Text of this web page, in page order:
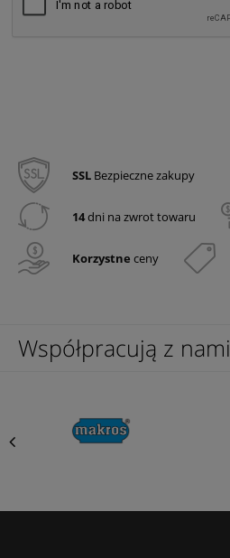
SSL Bezpieczne zakupy
14dni na zwrot towaru
Korzystne ceny
Współpracują z nami